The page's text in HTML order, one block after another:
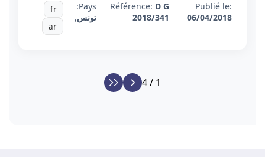
Publié le:
06/04/2018
Référence: D G
2018/341
Pays:
تونس,
fr
ar
1 / 4